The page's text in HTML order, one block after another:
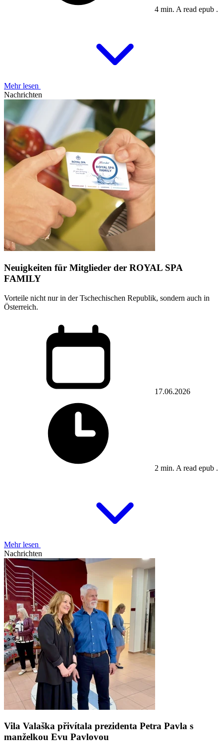
4 min. A read epub .
Mehr lesen
Nachrichten
Neuigkeiten für Mitglieder der ROYAL SPA
FAMILY
Vorteile nicht nur in der Tschechischen Republik, sondern auch in
Österreich.
17.06.2026
2 min. A read epub .
Mehr lesen
Nachrichten
Vila Valaška přivítala prezidenta Petra Pavla s
manželkou Evu Pavlovou